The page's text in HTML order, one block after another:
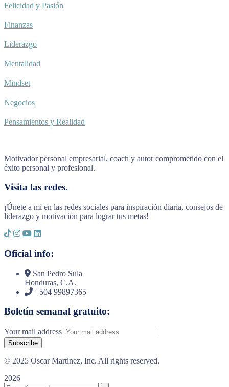
Felicidad y Pasión
Finanzas
Liderazgo
Mentalidad
Mindset
Negocios
Pensamientos y Realidad
Motivador personal empresarial, coach y autor comprometido con el
éxito personal y profesional.
Visita las redes.
¡Únete a mí en las redes sociales para inspiración diaria, consejos de
liderazgo y motivación para lograr tus metas!
Oficial info:
San Pedro Sula
Honduras, C.A.
+504 99897365
Boletín semanal gratuito:
Your mail address
© 2025 Oscar Martinez, Inc. All rights reserved.
2026